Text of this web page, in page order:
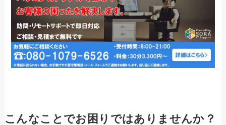
こんなことでお困りではありませんか？